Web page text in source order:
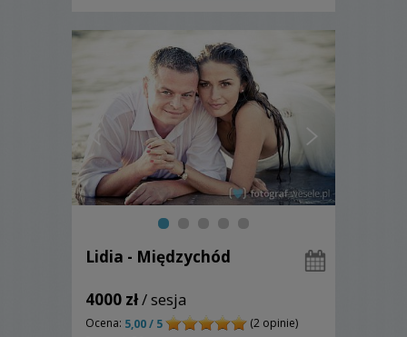
Lidia - Międzychód
4000 zł/ sesja
Ocena: 5,00 / 5
(2 opinie)